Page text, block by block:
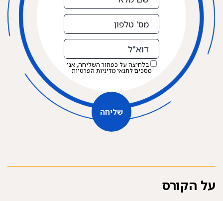
בלחיצה על כפתור השליחה, אני
מסכים לתנאימדיניות הפרטיות
שליחה
שליחה
על הקורס